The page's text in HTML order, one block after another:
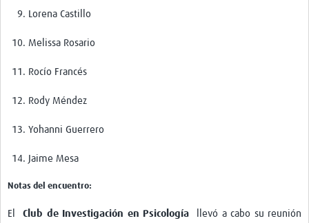
Lorena Castillo
Melissa Rosario
Rocío Francés
Rody Méndez
Yohanni Guerrero
Jaime Mesa
Notas del encuentro:
El Club de Investigación en Psicología llevó a cabo su reunión